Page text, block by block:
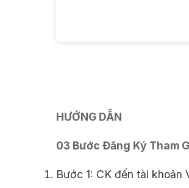
HƯỚNG DẪN
03 Bước Đăng Ký Tham
Bước 1: CK đến tài